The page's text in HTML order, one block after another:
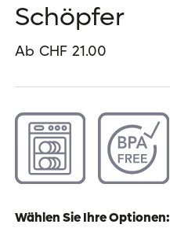
Schöpfer
Ab CHF 21.00
Wählen Sie Ihre Optionen: